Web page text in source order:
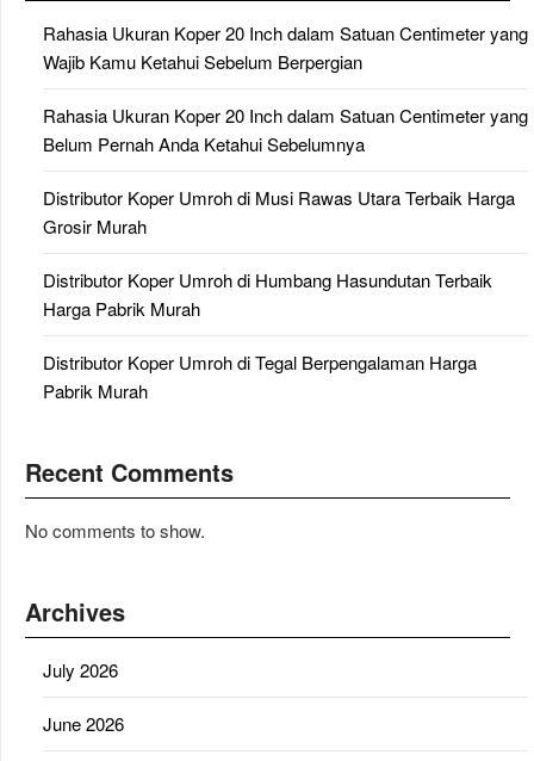
Rahasia Ukuran Koper 20 Inch dalam Satuan Centimeter yang
Wajib Kamu Ketahui Sebelum Berpergian
Rahasia Ukuran Koper 20 Inch dalam Satuan Centimeter yang
Belum Pernah Anda Ketahui Sebelumnya
Distributor Koper Umroh di Musi Rawas Utara Terbaik Harga
Grosir Murah
Distributor Koper Umroh di Humbang Hasundutan Terbaik
Harga Pabrik Murah
Distributor Koper Umroh di Tegal Berpengalaman Harga
Pabrik Murah
Recent Comments
No comments to show.
Archives
July 2026
June 2026